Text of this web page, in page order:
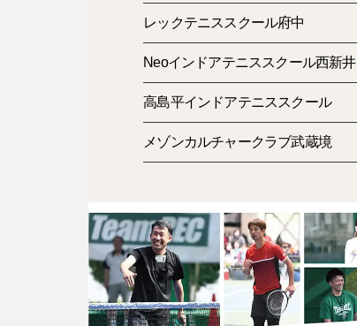
レックテニススクール府中
Neoインドアテニススクール西新井
高島平インドアテニススクール
メゾンカルチャークラブ武蔵境